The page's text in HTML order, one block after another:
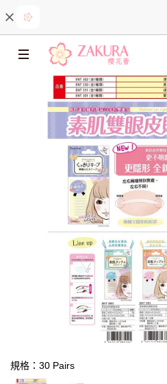
規格：30 Pairs